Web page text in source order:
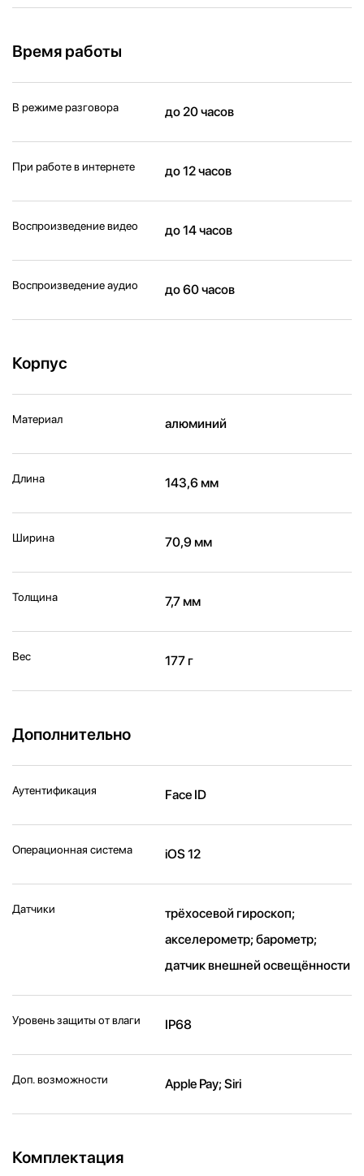
Время работы
В режиме разговора до 20 часов
При работе в интернете до 12 часов
Воспроизведение видео до 14 часов
Воспроизведение аудио до 60 часов
Корпус
Материал алюминий
Длина 143,6 мм
Ширина 70,9 мм
Толщина 7,7 мм
Вес 177 г
Дополнительно
Аутентификация Face ID
Операционная система iOS 12
Датчики
трёхосевой гироскоп;
акселерометр; барометр;
датчик внешней освещённости
Уровень защиты от влаги IP68
Доп. возможности Apple Pay; Siri
Комплектация